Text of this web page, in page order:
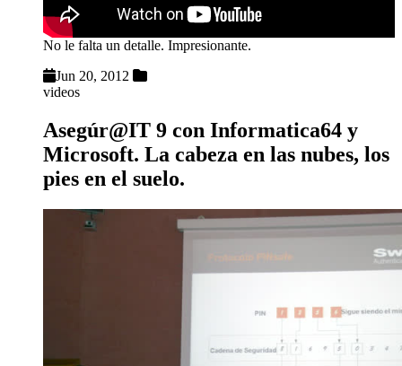
No le falta un detalle. Impresionante.
Jun 20, 2012
videos
Asegúr@IT 9 con Informatica64 y
Microsoft. La cabeza en las nubes, los
pies en el suelo.